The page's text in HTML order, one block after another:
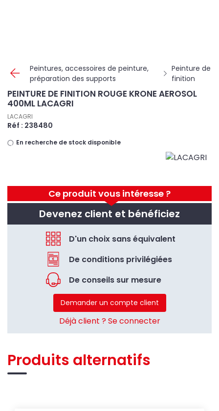
Peintures, accessoires de peinture,
préparation des supports
Peinture de
finition
Ce produit vous intéresse ?
Devenez client et bénéficiez
D'un choix sans équivalent
De conditions privilégiées
De conseils sur mesure
Demander un compte client
Déjà client ? Se connecter
PEINTURE DE FINITION ROUGE KRONE AEROSOL
400ML LACAGRI
LACAGRI
Réf : 238480
En recherche de stock disponible
Produits alternatifs